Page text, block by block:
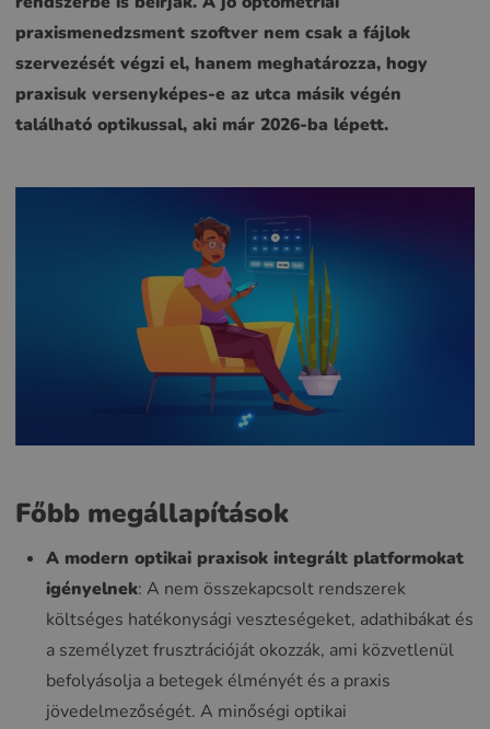
praxismenedzsment szoftver nem csak a fájlok
szervezését végzi el, hanem meghatározza, hogy
praxisuk versenyképes-e az utca másik végén
található optikussal, aki már 2026-ba lépett.
Főbb megállapítások
A modern optikai praxisok integrált platformokat
igényelnek: A nem összekapcsolt rendszerek
költséges hatékonysági veszteségeket, adathibákat és
a személyzet frusztrációját okozzák, ami közvetlenül
befolyásolja a betegek élményét és a praxis
jövedelmezőségét. A minőségi optikai